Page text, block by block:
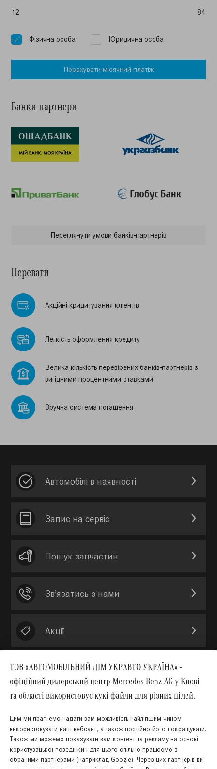
12 84
Фiзична особа Юридична особа
Порахувати мiсячний платiж
Банки-партнери
Переглянути умови банкiв-партнерiв
Переваги
Акцiйнi кридитування клiентiв
Легкiсть оформлення кредиту
Велика кiлькiсть перевiрених банкiв-партнерiв з
вигiдними процентними ставками
Зручна система погашення
ТОВ «АВТОМОБІЛЬНИЙ ДІМ УКРАВТО УКРАЇНА» -
офіційний дилерський центр Mercedes-Benz AG у Києві
та області використовує кукі-файли для різних цілей.
Цим ми прагнемо надати вам можливість найліпшим чином
використовувати наш вебсайт, а також постійно його покращувати.
Також ми можемо показувати вам контент та рекламу на основі
користувацької поведінки і для цього спільно працюємо з
обраними партнерами (наприклад Google). Через цих партнерів ви
Автомобілі в наявності
Запис на сервic
Пошук запчастин
Зв’язатись з нами
Акції
Вгору